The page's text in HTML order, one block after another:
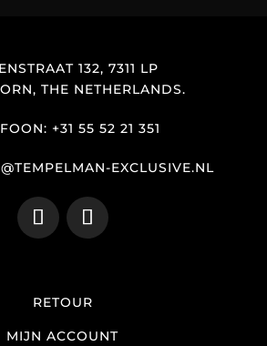
132, 7311 LP
THE NETHERLANDS.
+31 55 52 21 351
EXCLUSIVE.NL
RETOUR
MIJN ACCOUNT